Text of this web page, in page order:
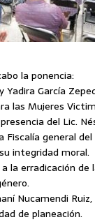
la ponencia:
García
las Mujeres
del Lic.
Fiscalía general del
integridad moral.
la erradicación de
Nucamendi Ruiz,
de planeación.